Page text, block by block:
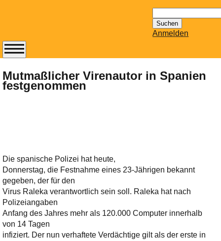
nach:
Anmelden
Mutmaßlicher Virenautor in Spanien
festgenommen
Die spanische Polizei hat heute,
Donnerstag, die Festnahme eines 23-Jährigen bekannt
gegeben, der für den
Virus Raleka verantwortlich sein soll. Raleka hat nach
Polizeiangaben
Anfang des Jahres mehr als 120.000 Computer innerhalb
von 14 Tagen
infiziert. Der nun verhaftete Verdächtige gilt als der erste in
Abonnieren Sie den
14-tägig
erscheinenden
Newsletter von
bereithält!
Wie z.B. Outlook,
GMail, Thunderbird
oder auch
KuNoMail, usw.
Ihre E-Mail
Adresse: